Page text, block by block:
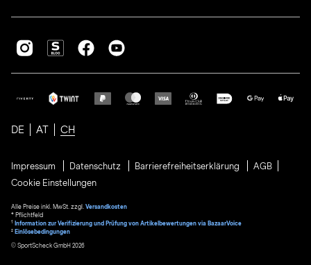
DE AT CH
Impressum Datenschutz Barrierefreiheitserklärung
AGB
Cookie Einstellungen
Alle Preise inkl. MwSt. zzgl. Versandkosten
* Pflichtfeld
1
Information zur Verifizierung und Prüfung von Artikelbewertungen via BazaarVoice
² Einlösebedingungen
© SportScheck GmbH 2026